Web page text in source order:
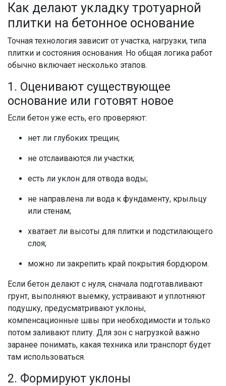
Как делают укладку тротуарной
плитки на бетонное основание
Точная технология зависит от участка, нагрузки, типа
плитки и состояния основания. Но общая логика работ
обычно включает несколько этапов.
1. Оценивают существующее
основание или готовят новое
Если бетон уже есть, его проверяют:
нет ли глубоких трещин;
не отслаиваются ли участки;
есть ли уклон для отвода воды;
не направлена ли вода к фундаменту, крыльцу
или стенам;
хватает ли высоты для плитки и подстилающего
слоя;
можно ли закрепить край покрытия бордюром.
Если бетон делают с нуля, сначала подготавливают
грунт, выполняют выемку, устраивают и уплотняют
подушку, предусматривают уклоны,
компенсационные швы при необходимости и только
потом заливают плиту. Для зон с нагрузкой важно
заранее понимать, какая техника или транспорт будет
там использоваться.
2. Формируют уклоны